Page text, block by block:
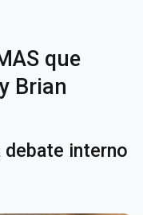
que
Brian
debate interno